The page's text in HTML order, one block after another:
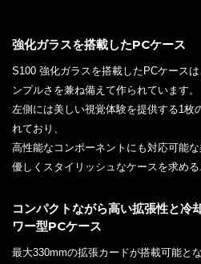
強化ガラスを搭載したPCケース
S100 強化ガラスを搭載したPCケース
ンプルさを兼ね備えて作られています。
左側には美しい視覚体験を提供する1枚
れており、
高性能なコンポーネントにも対応可能な
優しくスタイリッシュなケースを求める
コンパクトながら高い拡張性と冷
ワー型PCケース
最大330mmの拡張カードが搭載可能と